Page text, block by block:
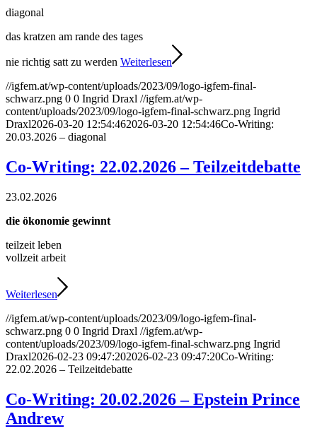
diagonal
das kratzen am rande des tages
nie richtig satt zu werden Weiterlesen
//igfem.at/wp-content/uploads/2023/09/logo-igfem-final-
schwarz.png 0 0 Ingrid Draxl //igfem.at/wp-
content/uploads/2023/09/logo-igfem-final-schwarz.png Ingrid
Draxl2026-03-20 12:54:462026-03-20 12:54:46Co-Writing:
20.03.2026 – diagonal
Co-Writing: 22.02.2026 – Teilzeitdebatte
23.02.2026
die ökonomie gewinnt
teilzeit leben
vollzeit arbeit
Weiterlesen
//igfem.at/wp-content/uploads/2023/09/logo-igfem-final-
schwarz.png 0 0 Ingrid Draxl //igfem.at/wp-
content/uploads/2023/09/logo-igfem-final-schwarz.png Ingrid
Draxl2026-02-23 09:47:202026-02-23 09:47:20Co-Writing:
22.02.2026 – Teilzeitdebatte
Co-Writing: 20.02.2026 – Epstein Prince
Andrew